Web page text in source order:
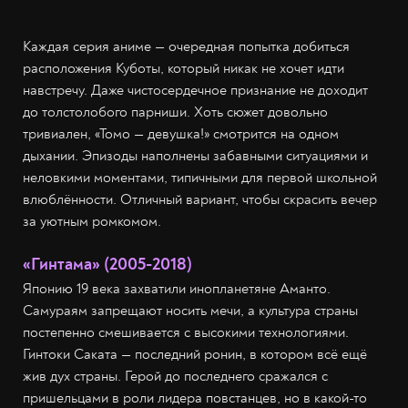
Каждая серия аниме — очередная попытка добиться
расположения Куботы, который никак не хочет идти
навстречу. Даже чистосердечное признание не доходит
до толстолобого парниши. Хоть сюжет довольно
тривиален, «Томо — девушка!» смотрится на одном
дыхании. Эпизоды наполнены забавными ситуациями и
неловкими моментами, типичными для первой школьной
влюблённости. Отличный вариант, чтобы скрасить вечер
за уютным ромкомом.
«Гинтама» (2005-2018)
Японию 19 века захватили инопланетяне Аманто.
Самураям запрещают носить мечи, а культура страны
постепенно смешивается с высокими технологиями.
Гинтоки Саката — последний ронин, в котором всё ещё
жив дух страны. Герой до последнего сражался с
пришельцами в роли лидера повстанцев, но в какой-то